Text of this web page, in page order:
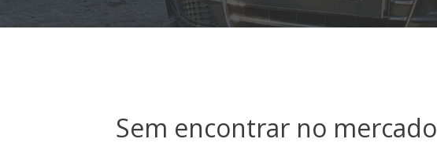
Sem encontrar no mercado